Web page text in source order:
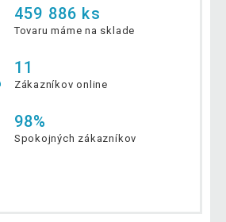
459 886 ks
Tovaru máme na sklade
11
Zákazníkov online
98%
Spokojných zákazníkov